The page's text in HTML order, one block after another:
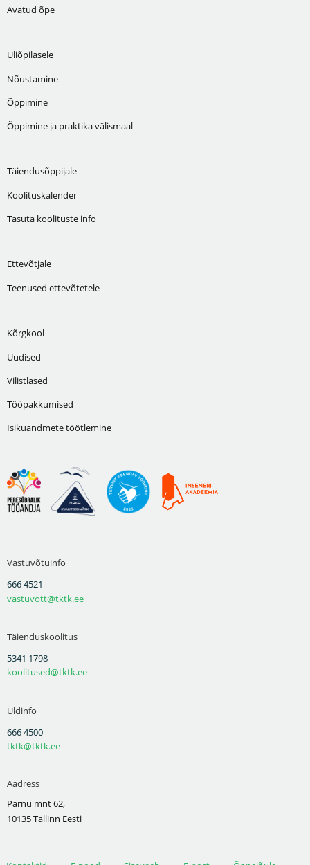
Avatud õpe
Üliõpilasele
Nõustamine
Õppimine
Õppimine ja praktika välismaal
Täiendusõppijale
Koolituskalender
Tasuta koolituste info
Ettevõtjale
Teenused ettevõtetele
Kõrgkool
Uudised
Vilistlased
Tööpakkumised
Isikuandmete töötlemine
Vastuvõtuinfo
666 4521
vastuvott@tktk.ee
Täienduskoolitus
5341 1798
koolitused@tktk.ee
Üldinfo
666 4500
tktk@tktk.ee
Aadress
Pärnu mnt 62,
10135 Tallinn Eesti